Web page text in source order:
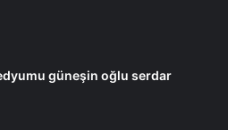
güneşin oğlu serdar